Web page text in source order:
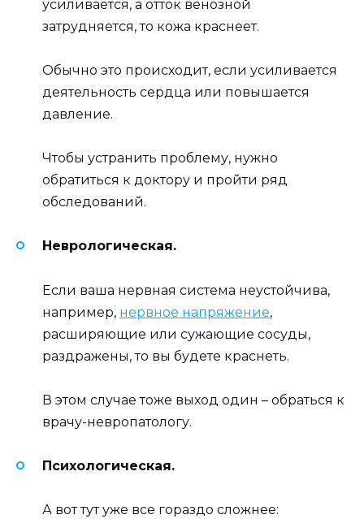
усиливается, а отток венозной
затрудняется, то кожа краснеет.
Обычно это происходит, если усиливается
деятельность сердца или повышается
давление.
Чтобы устранить проблему, нужно
обратиться к доктору и пройти ряд
обследований.
Неврологическая.
Если ваша нервная система неустойчива,
например, нервное напряжение,
расширяющие или сужающие сосуды,
раздражены, то вы будете краснеть.
В этом случае тоже выход один – обраться к
врачу-невропатологу.
Психологическая.
А вот тут уже все гораздо сложнее: